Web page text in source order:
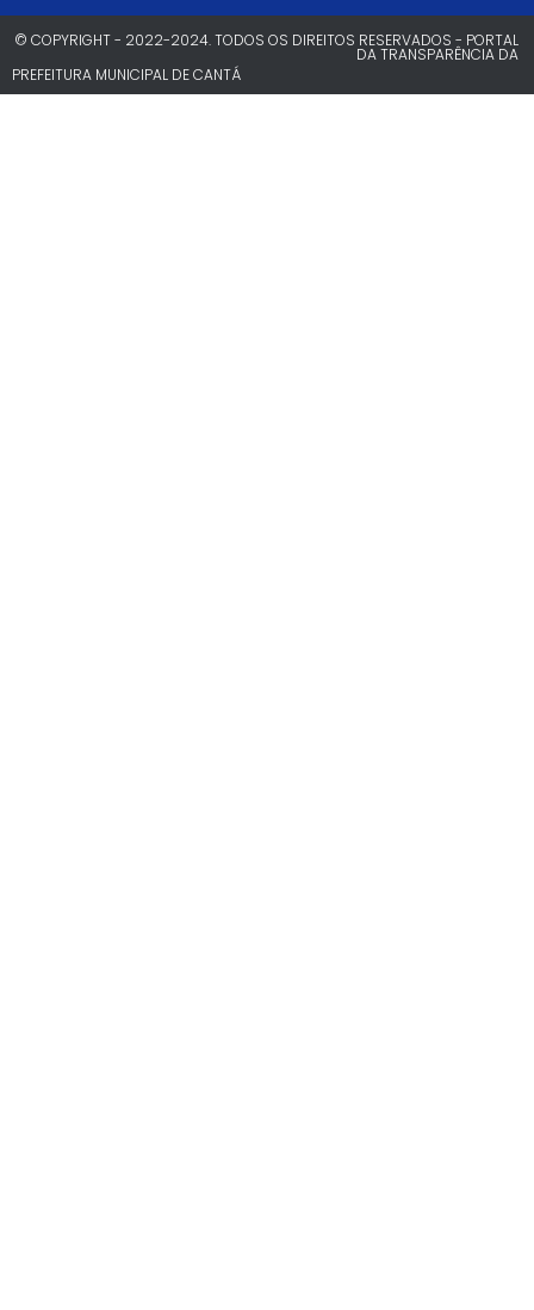
© COPYRIGHT - 2022-2024. TODOS OS DIREITOS RESERVADOS - PORTAL
DA TRANSPARÊNCIA DA
PREFEITURA MUNICIPAL DE CANTÁ